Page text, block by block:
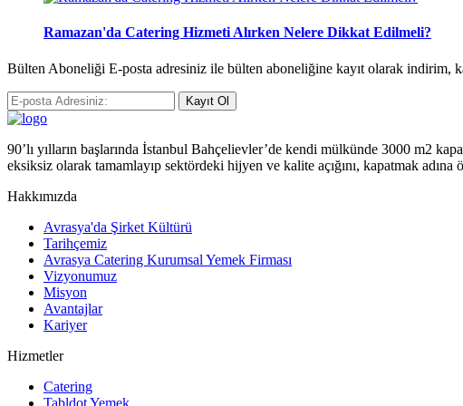
Ramazan'da Catering Hizmeti Alırken Nelere Dikkat Edilmeli?
Bülten Aboneliği E-posta adresiniz ile bülten aboneliğine kayıt olarak indirim,
Kayıt Ol
90’lı yılların başlarında İstanbul Bahçelievler’de kendi mülkünde 3000 m2
eksiksiz olarak tamamlayıp sektördeki hijyen ve kalite açığını, kapatmak adına
Hakkımızda
Avrasya'da Şirket Kültürü
Tarihçemiz
Avrasya Catering Kurumsal Yemek Firması
Vizyonumuz
Misyon
Avantajlar
Kariyer
Hizmetler
Catering
Tabldot Yemek